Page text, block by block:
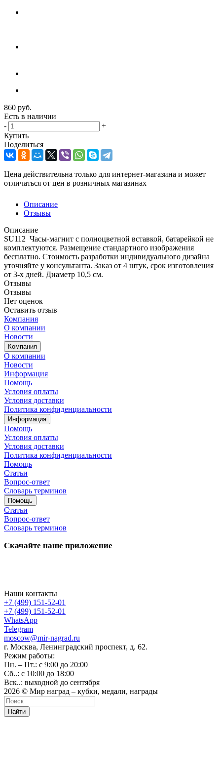
860 руб.
Есть в наличии
-
+
Купить
Поделиться
Цена действительна только для интернет-магазина и может
отличаться от цен в розничных магазинах
Описание
Отзывы
Описание
SU112 Часы-магнит с полноцветной вставкой, батарейкой не
комплектуются. Размещение стандартного изображения
бесплатно. Стоимость разработки индивидуального дизайна
уточняйте у консультанта. Заказ от 4 штук, срок изготовления
от 3-х дней. Диаметр 10,5 см.
Отзывы
Отзывы
Нет оценок
Оставить отзыв
Компания
О компании
Новости
Компания
О компании
Новости
Информация
Помощь
Условия оплаты
Условия доставки
Политика конфиденциальности
Информация
Помощь
Условия оплаты
Условия доставки
Политика конфиденциальности
Помощь
Статьи
Вопрос-ответ
Словарь терминов
Помощь
Статьи
Вопрос-ответ
Словарь терминов
Скачайте наше приложение
Наши контакты
+7 (499) 151-52-01
+7 (499) 151-52-01
WhatsApp
Telegram
moscow@mir-nagrad.ru
г. Москва, Ленинградский проспект, д. 62.
Режим работы:
Пн. – Пт.: с 9:00 до 20:00
Сб..: с 10:00 до 18:00
Вск..: выходной до сентября
2026 © Мир наград – кубки, медали, награды
Найти